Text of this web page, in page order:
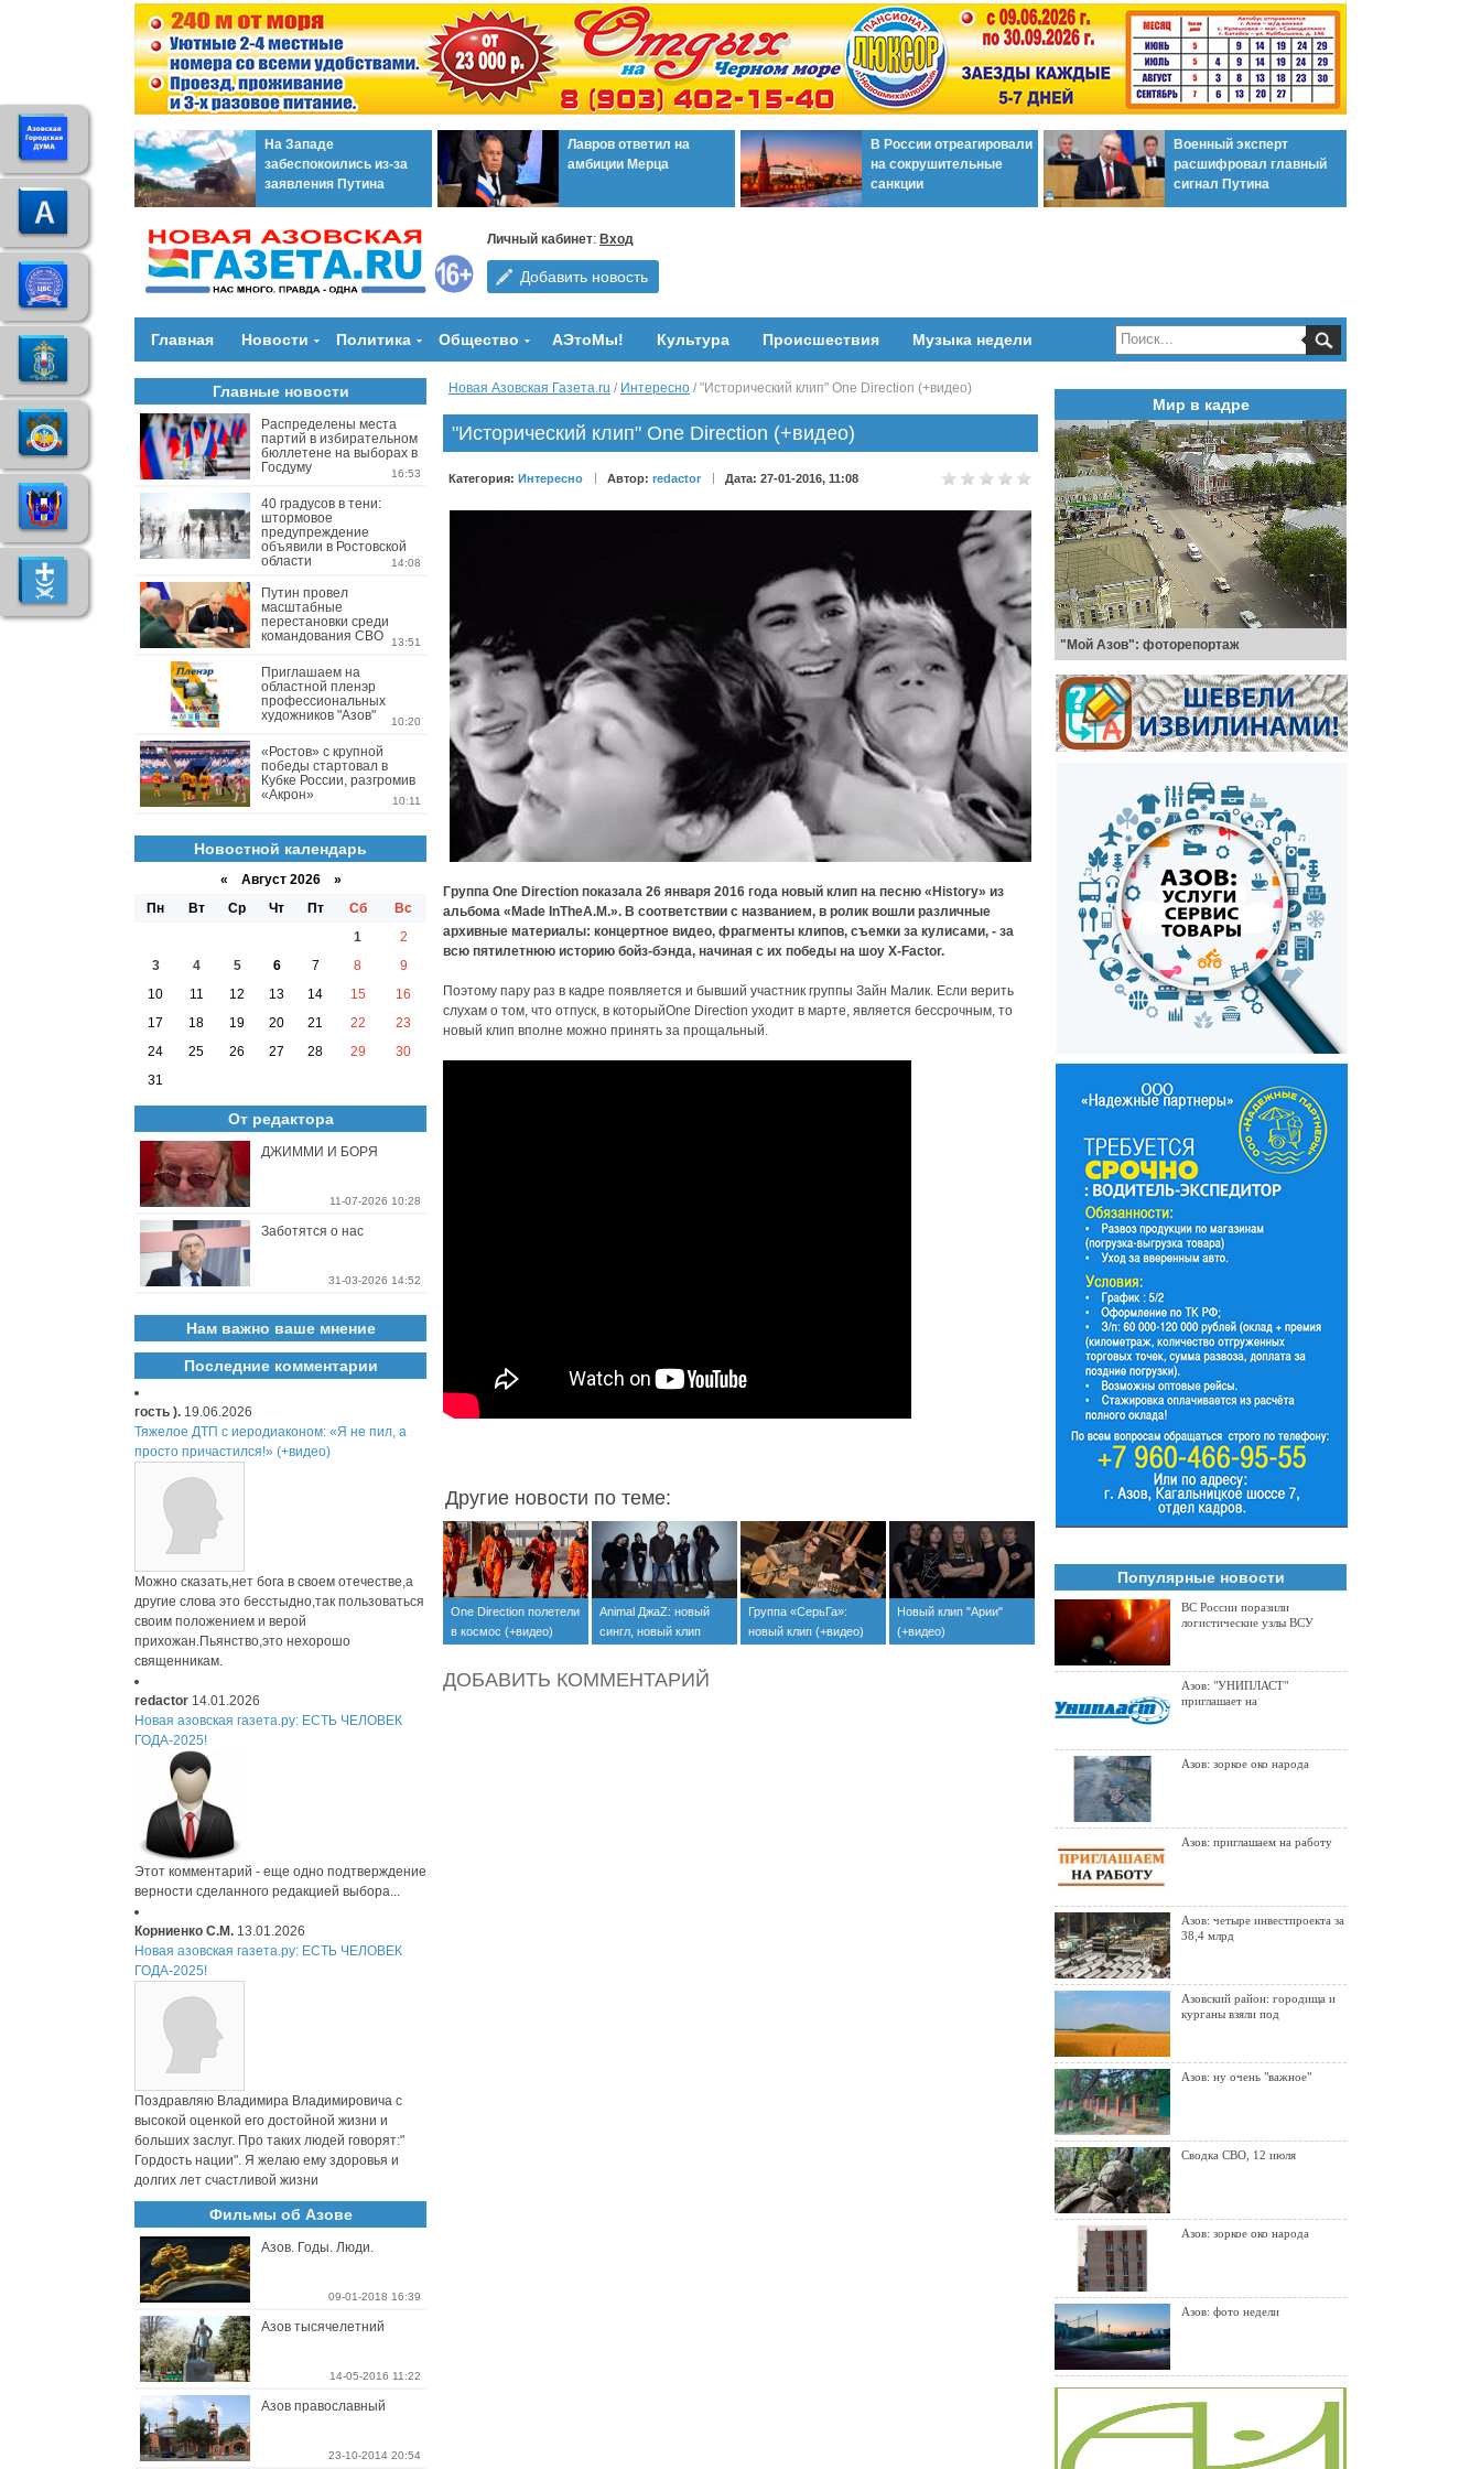
На Западе
забеспокоились из-за
заявления Путина
Лавров ответил на
амбиции Мерца
В России отреагировали
на сокрушительные
санкции
Военный эксперт
расшифровал главный
сигнал Путина
Личный кабинет: Вход
Добавить новость
Главная Новости Политика Общество АЭтоМы! Культура Происшествия Музыка недели
Новая Азовская Газета.ru / Интересно / "Исторический клип" One Direction (+видео)
"Исторический клип" One Direction (+видео)
Категория: Интересно Автор: redactor Дата: 27-01-2016, 11:08
Группа One Direction показала 26 января 2016 года новый клип на песню «History» из
альбома «Made InTheA.M.». В соответствии с названием, в ролик вошли различные
архивные материалы: концертное видео, фрагменты клипов, съемки за кулисами, - за
всю пятилетнюю историю бойз-бэнда, начиная с их победы на шоу X-Factor.
Поэтому пару раз в кадре появляется и бывший участник группы Зайн Малик. Если верить
слухам о том, что отпуск, в которыйOne Direction уходит в марте, является бессрочным, то
новый клип вполне можно принять за прощальный.
Другие новости по теме:
One Direction полетели
в космос (+видео)
Animal ДжаZ: новый
сингл, новый клип
Группа «СерьГа»:
новый клип (+видео)
Новый клип "Арии"
(+видео)
ДОБАВИТЬ КОММЕНТАРИЙ
Главные новости
Распределены места
партий в избирательном
бюллетене на выборах в
Госдуму
16:53
40 градусов в тени:
штормовое
предупреждение
объявили в Ростовской
области
14:08
Путин провел
масштабные
перестановки среди
командования СВО
13:51
Приглашаем на
областной пленэр
профессиональных
художников "Азов"
10:20
«Ростов» с крупной
победы стартовал в
Кубке России, разгромив
«Акрон»
10:11
Новостной календарь
« Август 2026 »
Пн
Вт Ср Чт Пт Сб
Вс
1
2
3
4 5 6 7 8
9
10
11 12 13 14 15
16
17
18 19 20 21 22
23
24
25 26 27 28 29
30
31
От редактора
ДЖИММИ И БОРЯ
11-07-2026 10:28
Заботятся о нас
31-03-2026 14:52
Нам важно ваше мнение
Последние комментарии
гость ). 19.06.2026
Тяжелое ДТП с иеродиаконом: «Я не пил, а
просто причастился!» (+видео)
Можно сказать,нет бога в своем отечестве,а
другие слова это бесстыдно,так пользоваться
своим положением и верой
прихожан.Пьянство,это нехорошо
священникам.
redactor 14.01.2026
Новая азовская газета.ру: ЕСТЬ ЧЕЛОВЕК
ГОДА-2025!
Этот комментарий - еще одно подтверждение
верности сделанного редакцией выбора...
Корниенко С.М. 13.01.2026
Новая азовская газета.ру: ЕСТЬ ЧЕЛОВЕК
ГОДА-2025!
Поздравляю Владимира Владимировича с
высокой оценкой его достойной жизни и
больших заслуг. Про таких людей говорят:"
Гордость нации". Я желаю ему здоровья и
долгих лет счастливой жизни
Фильмы об Азове
Азов. Годы. Люди.
09-01-2018 16:39
Азов тысячелетний
14-05-2016 11:22
Азов православный
23-10-2014 20:54
Мир в кадре
"Мой Азов": фоторепортаж
Популярные новости
ВС России поразили
логистические узлы ВСУ
Азов: "УНИПЛАСТ"
приглашает на
Азов: зоркое око народа
Азов: приглашаем на работу
Азов: четыре инвестпроекта за
38,4 млрд
Азовский район: городища и
курганы взяли под
Азов: ну очень "важное"
Сводка СВО, 12 июля
Азов: зоркое око народа
Азов: фото недели